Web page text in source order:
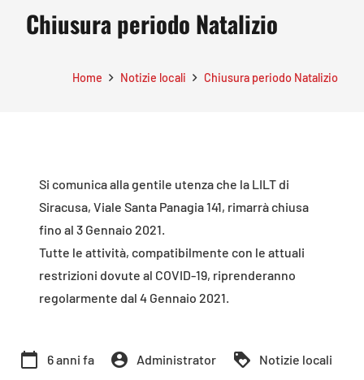
Chiusura periodo Natalizio
Home Notizie locali Chiusura periodo Natalizio
Si comunica alla gentile utenza che la LILT di
Siracusa, Viale Santa Panagia 141, rimarrà chiusa
fino al 3 Gennaio 2021.
Tutte le attività, compatibilmente con le attuali
restrizioni dovute al COVID-19, riprenderanno
regolarmente dal 4 Gennaio 2021.
calendar_today 6 anni fa account_circle Administrator loyalty Notizie locali